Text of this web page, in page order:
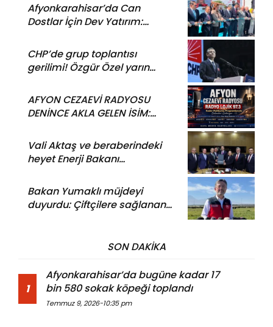
Afyonkarahisar’da Can
Dostlar İçin Dev Yatırım:
Rehabilitasyon Merkezi Açıldı
CHP’de grup toplantısı
gerilimi! Özgür Özel yarın
AFYON CEZAEVİ RADYOSU
DENİNCE AKLA GELEN İSİM:
Vali Aktaş ve beraberindeki
heyet Enerji Bakanı
ne görüşüldü?
Bakan Yumaklı müjdeyi
duyurdu: Çiftçilere sağlanan
SON DAKİKA
1
Afyonkarahisar’da bugüne kadar 17
bin 580 sokak köpeği toplandı
Temmuz 9, 2026-10:35 pm